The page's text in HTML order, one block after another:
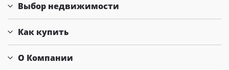
Выбор недвижимости
Как купить
О Компании